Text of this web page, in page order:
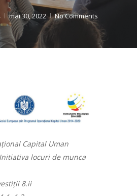
mai 30, 2022 No Comments
Capital Uman
locuri de munca
8.ii